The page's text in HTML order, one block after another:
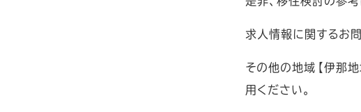
求人情報に関するお
その他の地域【伊那
用ください。